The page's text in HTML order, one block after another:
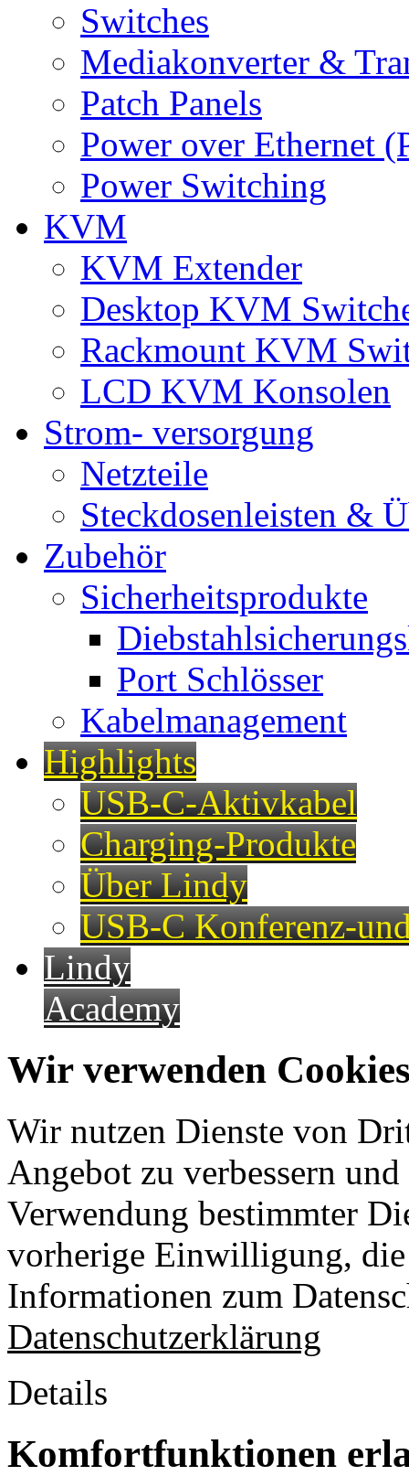
Switches
Mediakonverter &
Patch Panels
Power over Ethernet
Power Switching
KVM
KVM Extender
Desktop KVM
Rackmount KVM
LCD KVM Konsolen
Strom- versorgung
Netzteile
Steckdosenleisten &
Zubehör
Sicherheitsprodukte
Port Schlösser
Kabelmanagement
Highlights
USB-C-Aktivkabel
Charging-Produkte
Über Lindy
USB-C Konferenz-
Lindy
Academy
Wir verwenden
Wir nutzen Dienste von
Angebot zu verbessern
Verwendung bestimmter
vorherige Einwilligung,
Informationen zum
Datenschutzerklärung
Details
Komfortfunktionen